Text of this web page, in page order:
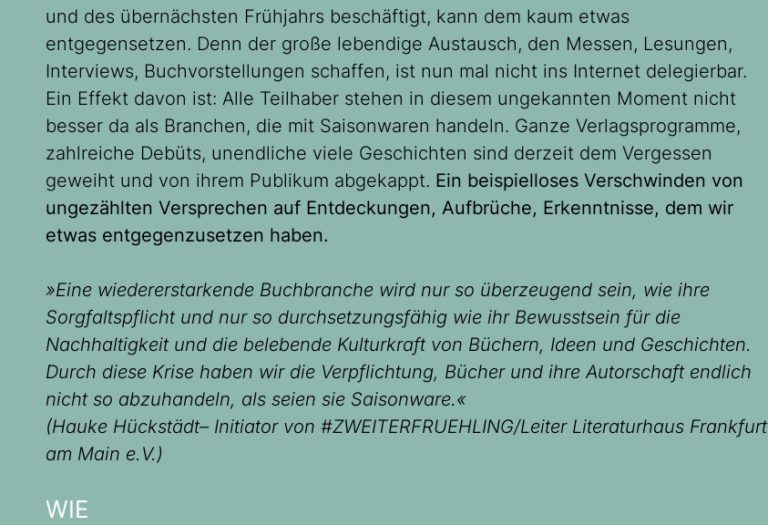
und des übernächsten Frühjahrs beschäftigt, kann dem kaum etwas
entgegensetzen. Denn der große lebendige Austausch, den Messen, Lesungen,
Interviews, Buchvorstellungen schaffen, ist nun mal nicht ins Internet delegierbar.
Ein Effekt davon ist: Alle Teilhaber stehen in diesem ungekannten Moment nicht
besser da als Branchen, die mit Saisonwaren handeln. Ganze Verlagsprogramme,
zahlreiche Debüts, unendliche viele Geschichten sind derzeit dem Vergessen
geweiht und von ihrem Publikum abgekappt. Ein beispielloses Verschwinden von
ungezählten Versprechen auf Entdeckungen, Aufbrüche, Erkenntnisse, dem wir
etwas entgegenzusetzen haben.
»Eine wiedererstarkende Buchbranche wird nur so überzeugend sein, wie ihre
Sorgfaltspflicht und nur so durchsetzungsfähig wie ihr Bewusstsein für die
Nachhaltigkeit und die belebende Kulturkraft von Büchern, Ideen und Geschichten.
Durch diese Krise haben wir die Verpflichtung, Bücher und ihre Autorschaft endlich
nicht so abzuhandeln, als seien sie Saisonware.«
(Hauke Hückstädt– Initiator von #ZWEITERFRUEHLING/Leiter Literaturhaus Frankfurt
am Main e.V.)
WIE